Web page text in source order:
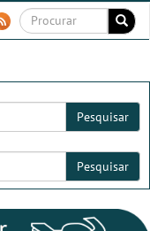
Pesquisar
Pesquisar